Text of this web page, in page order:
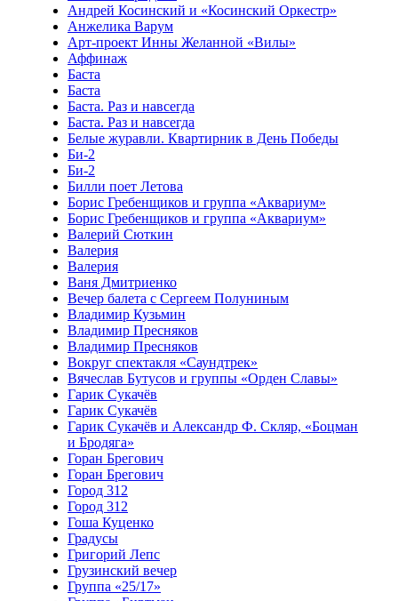
Андрей Косинский и «Косинский Оркестр»
Анжелика Варум
Арт-проект Инны Желанной «Вилы»
Аффинаж
Баста
Баста
Баста. Раз и навсегда
Баста. Раз и навсегда
Белые журавли. Квартирник в День Победы
Би-2
Би-2
Билли поет Летова
Борис Гребенщиков и группа «Аквариум»
Борис Гребенщиков и группа «Аквариум»
Валерий Сюткин
Валерия
Валерия
Ваня Дмитриенко
Вечер балета с Сергеем Полуниным
Владимир Кузьмин
Владимир Пресняков
Владимир Пресняков
Вокруг спектакля «Саундтрек»
Вячеслав Бутусов и группы «Орден Славы»
Гарик Сукачёв
Гарик Сукачёв
Гарик Сукачёв и Александр Ф. Скляр, «Боцман
и Бродяга»
Горан Брегович
Горан Брегович
Город 312
Город 312
Гоша Куценко
Градусы
Григорий Лепс
Грузинский вечер
Группа «25/17»